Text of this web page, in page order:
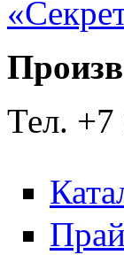
Тел.